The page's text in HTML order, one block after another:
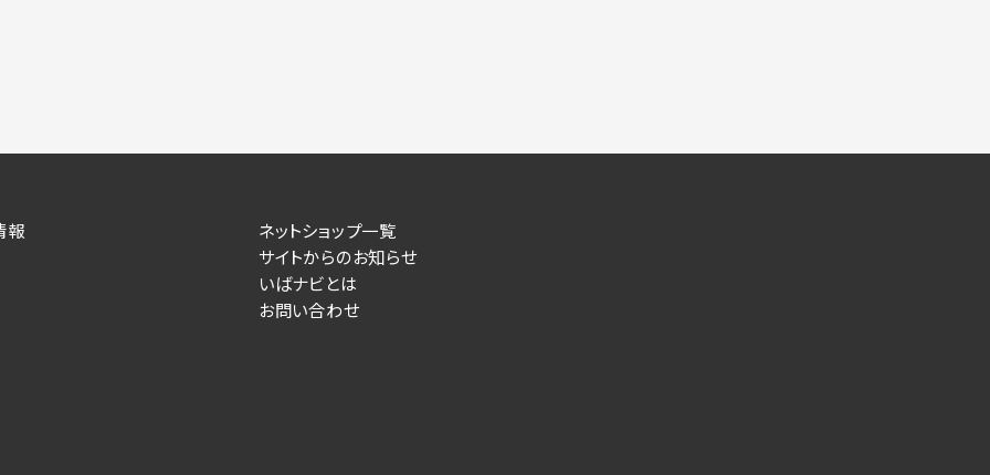
報
ネットショップ一覧
サイトからのお知らせ
いばナビとは
お問い合わせ